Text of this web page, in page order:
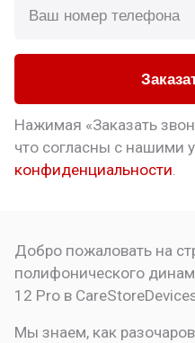
Нажимая «Заказать
что согласны с нашими
конфиденциальности.
Добро пожаловать на
полифонического
12 Pro в
Мы знаем, как